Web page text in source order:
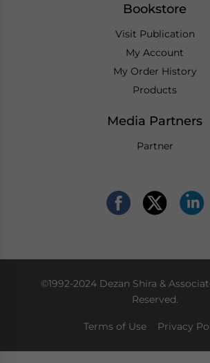
Bookstore
Visit Publication
My Account
My Order History
Products
Media Partners
Partner
©1992-2024 Dezan Shira &
Reserved.
Terms of Use Privacy